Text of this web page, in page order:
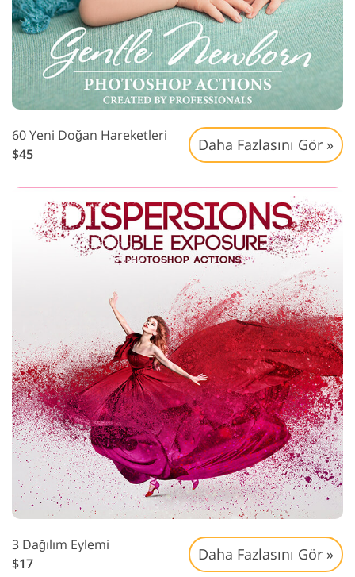
60 Yeni Doğan Hareketleri
$45
Daha Fazlasını Gör »
3 Dağılım Eylemi
$17
Daha Fazlasını Gör »